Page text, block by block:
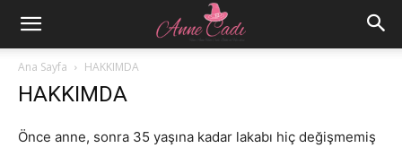
Ana Sayfa HAKKIMDA
HAKKIMDA
Önce anne, sonra 35 yaşına kadar lakabı hiç değişmemiş